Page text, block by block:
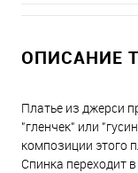
ОПИСАНИЕ
Платье из джерси
"гленчек" или
композиции этого
Спинка переходит